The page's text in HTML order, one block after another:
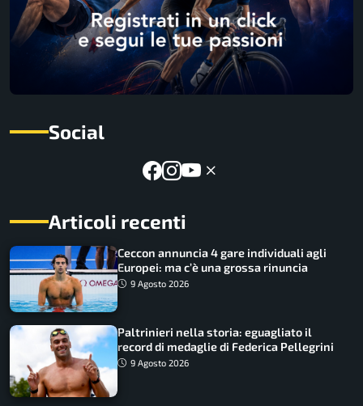
Social
Articoli recenti
Ceccon annuncia 4 gare individuali agli
Europei: ma c’è una grossa rinuncia
9 Agosto 2026
Paltrinieri nella storia: eguagliato il
record di medaglie di Federica Pellegrini
9 Agosto 2026